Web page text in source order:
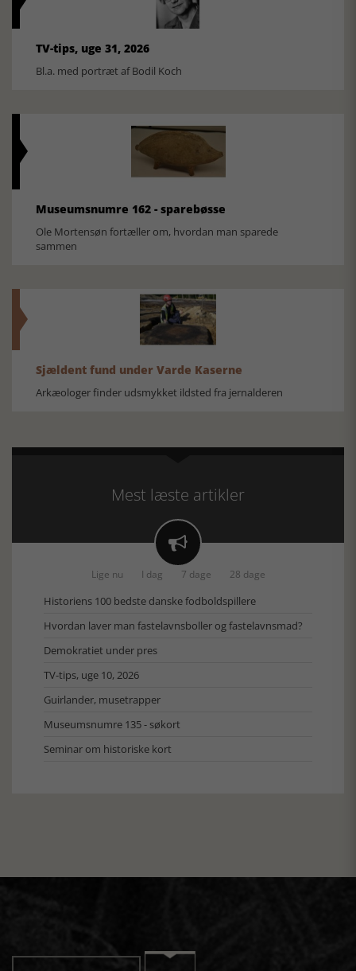
TV-tips, uge 31, 2026
Bl.a. med portræt af Bodil Koch
Museumsnumre 162 - sparebøsse
Ole Mortensøn fortæller om, hvordan man sparede
sammen
Sjældent fund under Varde Kaserne
Arkæologer finder udsmykket ildsted fra jernalderen
Mest læste artikler

Lige nu I dag 7 dage 28 dage
Historiens 100 bedste danske fodboldspillere
Hvordan laver man fastelavnsboller og fastelavnsmad?
Demokratiet under pres
TV-tips, uge 10, 2026
Guirlander, musetrapper
Museumsnumre 135 - søkort
Seminar om historiske kort